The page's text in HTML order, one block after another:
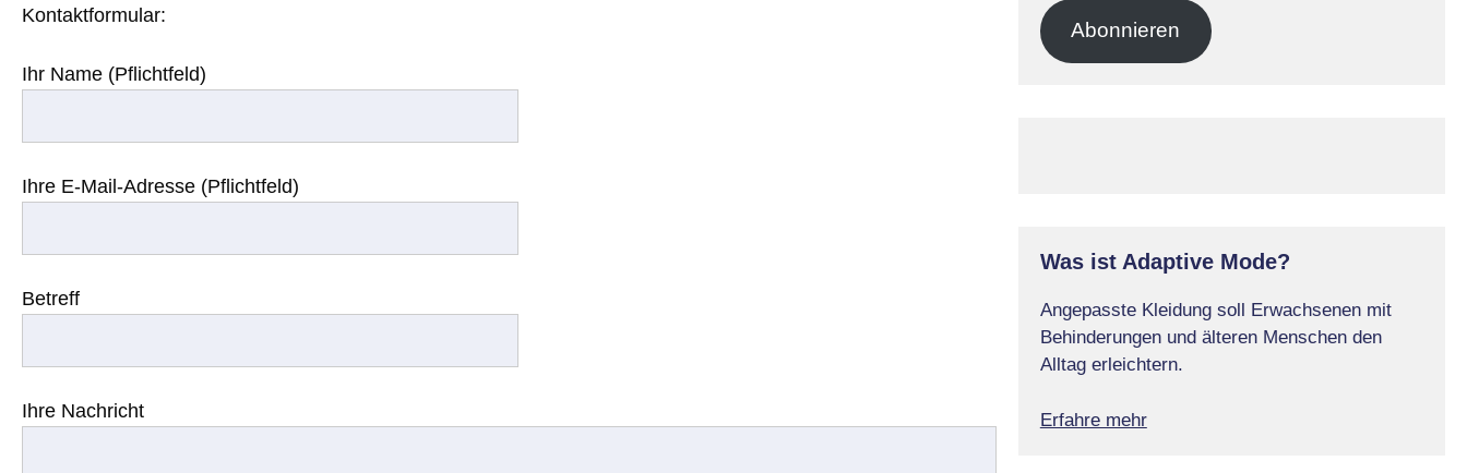
Kontaktformular:
Ihr Name (Pflichtfeld)
Ihre E-Mail-Adresse (Pflichtfeld)
Betreff
Ihre Nachricht
Adresse
Abonnieren
Was ist Adaptive Mode?
Angepasste Kleidung soll Erwachsenen mit
Behinderungen und älteren Menschen den
Alltag erleichtern.
Erfahre mehr